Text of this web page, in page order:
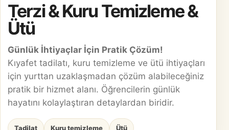
Terzi & Kuru Temizleme &
Ütü
Günlük İhtiyaçlar İçin Pratik Çözüm!
Kıyafet tadilatı, kuru temizleme ve ütü ihtiyaçları
için yurttan uzaklaşmadan çözüm alabileceğiniz
pratik bir hizmet alanı. Öğrencilerin günlük
hayatını kolaylaştıran detaylardan biridir.
Tadilat Kuru temizleme Ütü